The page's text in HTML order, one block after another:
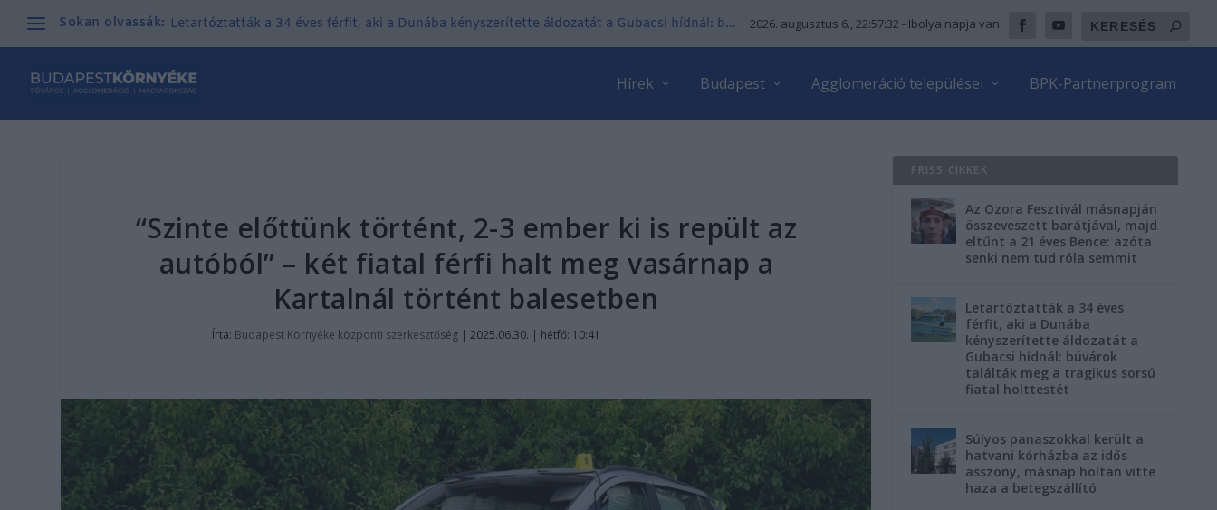
Sokan olvassák: Letartóztatták a 34 éves férfit, aki a Dunába kényszerítette áldozatát a Gubacsi hídnál: b... 2026. augusztus 6., 22:57:33 - Ibolya napja van
Hírek Budapest Agglomeráció települései BPK-Partnerprogram
“Szinte előttünk történt, 2-3 ember ki is repült az
autóból” – két fiatal férfi halt meg vasárnap a
Kartalnál történt balesetben
Írta: Budapest Környéke központi szerkesztőség| 2025.06.30. | hétfő: 10:41
FRISS CIKKEK
Az Ozora Fesztivál másnapján
összeveszett barátjával, majd
eltűnt a 21 éves Bence: azóta
senki nem tud róla semmit
Letartóztatták a 34 éves
férfit, aki a Dunába
kényszerítette áldozatát a
Gubacsi hídnál: búvárok
találták meg a tragikus sorsú
fiatal holttestét
Súlyos panaszokkal került a
hatvani kórházba az idős
asszony, másnap holtan vitte
haza a betegszállító